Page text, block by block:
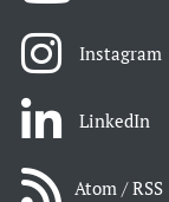
Instagram
LinkedIn
Atom / RSS